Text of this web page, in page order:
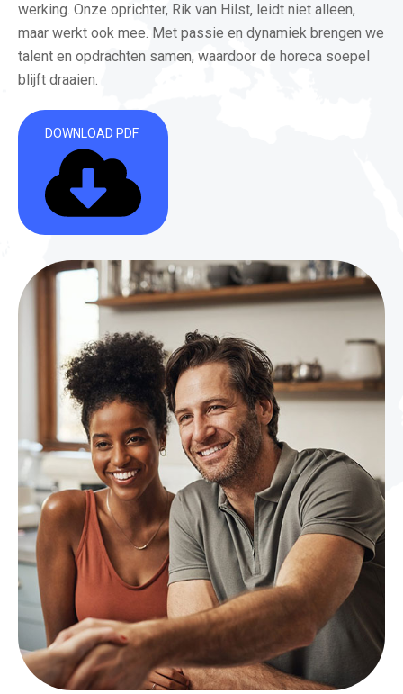
werking. Onze oprichter, Rik van Hilst, leidt niet alleen,
maar werkt ook mee. Met passie en dynamiek brengen we
talent en opdrachten samen, waardoor de horeca soepel
blijft draaien.
DOWNLOAD PDF